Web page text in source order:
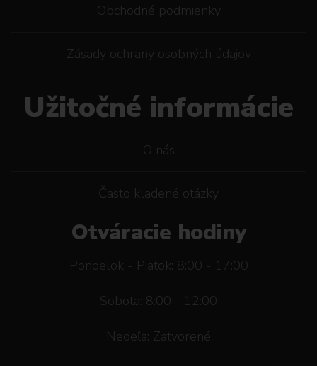
Obchodné podmienky
Zásady ochrany osobných údajov
Užitočné informácie
O nás
Často kladené otázky
Otváracie hodiny
Pondelok - Piatok: 8:00 - 17:00
Sobota: 8:00 - 12:00
Nedeľa: Zatvorené